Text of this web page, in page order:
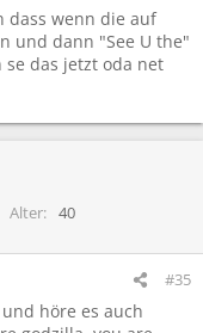
dass wenn die auf
und dann "See U the"
se das jetzt oda net
Alter
40
#35
höre es auch